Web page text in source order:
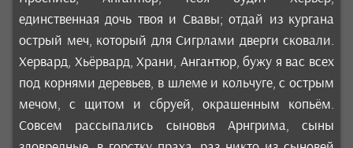
единственная дочь твоя и Свавы; отдай из кургана
острый меч, который для Сигрлами дверги сковали.
Хервард, Хьёрвард, Храни, Ангантюр, бужу я вас всех
под корнями деревьев, в шлеме и кольчуге, с острым
мечом, с щитом и сбруей, окрашенным копьём.
Совсем рассыпались сыновья Арнгрима, сыны